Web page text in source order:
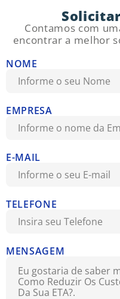
Contamos com
encontrar a melhor
NOME
EMPRESA
E-MAIL
TELEFONE
MENSAGEM